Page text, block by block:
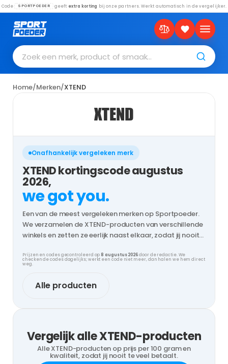
Code SPORTPOEDER geeft extra korting bij onze partners. Werkt automatisch in de vergelijker.
Zoek een merk, product of smaak…
Home/Merken/XTEND
XTEND
Onafhankelijk vergeleken merk
XTEND kortingscode augustus
2026,
we got you.
Een van de meest vergeleken merken op Sportpoeder.
We verzamelen de XTEND-producten van verschillende
winkels en zetten ze eerlijk naast elkaar, zodat jij nooit
Prijzen en codes gecontroleerd op 8 augustus 2026door de redactie. We
checken de codes dagelijks; werkt een code niet meer, dan halen we hem direct
weg.
Alle producten
Vergelijk alle XTEND-producten
Alle XTEND-producten op prijs per 100 gram en
kwaliteit, zodat jij nooit te veel betaalt.